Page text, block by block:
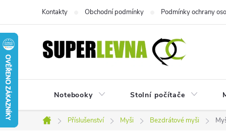
obsah
Kontakty Obchodní podmínky Podmínky ochrany
Notebooky Stolní počítače
Domů
Příslušenství Myši Bezdrátové myši